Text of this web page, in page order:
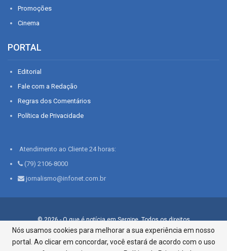
Promoções
Cinema
PORTAL
Editorial
Fale com a Redação
Regras dos Comentários
Política de Privacidade
Atendimento ao Cliente 24 horas:
(79) 2106-8000
jornalismo@infonet.com.br
© 2026 - O que é notícia em Sergipe. Todos os direitos
reservados.
Infonet - Rua Monsenhor Silveira 276, Bairro São José |
Nós usamos cookies para melhorar a sua experiência em nosso
portal. Ao clicar em concordar, você estará de acordo com o uso